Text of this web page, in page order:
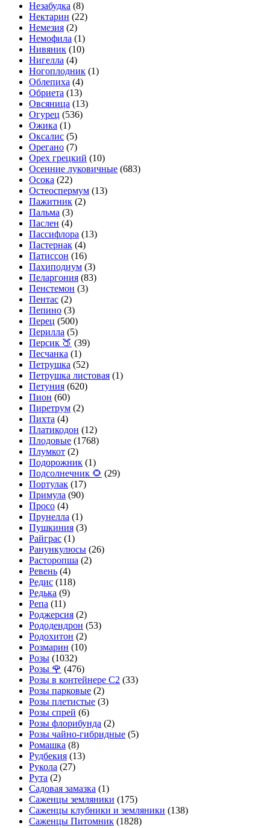
Незабудка (8)
Нектарин (22)
Немезия (2)
Немофила (1)
Нивяник (10)
Нигелла (4)
Ногоплодник (1)
Облепиха (4)
Обриета (13)
Овсяница (13)
Огурец (536)
Ожика (1)
Оксалис (5)
Орегано (7)
Орех грецкий (10)
Осенние луковичные (683)
Осока (22)
Остеоспермум (13)
Пажитник (2)
Пальма (3)
Паслен (4)
Пассифлора (13)
Пастернак (4)
Патиссон (16)
Пахиподиум (3)
Пеларгония (83)
Пенстемон (3)
Пентас (2)
Пепино (3)
Перец (500)
Перилла (5)
Персик 🍑 (39)
Песчанка (1)
Петрушка (52)
Петрушка листовая (1)
Петуния (620)
Пион (60)
Пиретрум (2)
Пихта (4)
Платикодон (12)
Плодовые (1768)
Плумкот (2)
Подорожник (1)
Подсолнечник 🌻 (29)
Портулак (17)
Примула (90)
Просо (4)
Прунелла (1)
Пушкиния (3)
Райграс (1)
Ранункулюсы (26)
Расторопша (2)
Ревень (4)
Редис (118)
Редька (9)
Репа (11)
Роджерсия (2)
Рододендрон (53)
Родохитон (2)
Розмарин (10)
Розы (1032)
Розы 🌹 (476)
Розы в контейнере С2 (33)
Розы парковые (2)
Розы плетистые (3)
Розы спрей (6)
Розы флорибунда (2)
Розы чайно-гибридные (5)
Ромашка (8)
Рудбекия (13)
Рукола (27)
Рута (2)
Садовая замазка (1)
Саженцы земляники (175)
Саженцы клубники и земляники (138)
Саженцы Питомник (1828)